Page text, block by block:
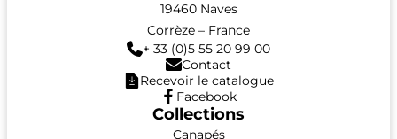
19460 Naves
Corrèze – France
+ 33 (0)5 55 20 99 00
Contact
Recevoir le catalogue
Facebook
Collections
Canapés